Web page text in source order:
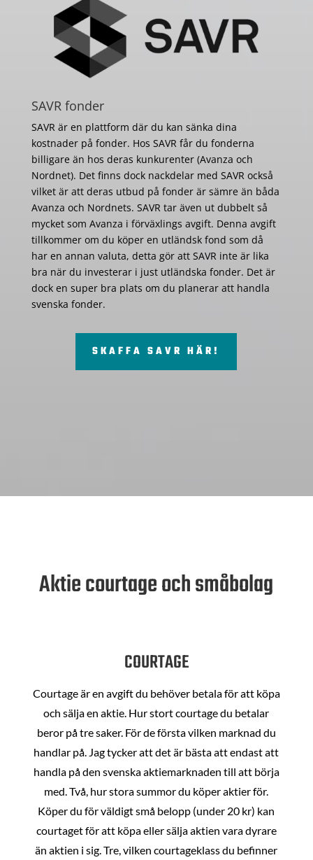
SAVR fonder
SAVR är en plattform där du kan sänka dina
kostnader på fonder. Hos SAVR får du fonderna
billigare än hos deras kunkurenter (Avanza och
Nordnet). Det finns dock nackdelar med SAVR också
vilket är att deras utbud på fonder är sämre än båda
Avanza och Nordnets. SAVR tar även ut dubbelt så
mycket som Avanza i förväxlings avgift. Denna avgift
tillkommer om du köper en utländsk fond som då
har en annan valuta, detta gör att SAVR inte är lika
bra när du investerar i just utländska fonder. Det är
dock en super bra plats om du planerar att handla
svenska fonder.
SKAFFA SAVR HÄR!
Aktie courtage och småbolag
COURTAGE
Courtage är en avgift du behöver betala för att köpa
och sälja en aktie. Hur stort courtage du betalar
beror på tre saker. För de första vilken marknad du
handlar på. Jag tycker att det är bästa att endast att
handla på den svenska aktiemarknaden till att börja
med. Två, hur stora summor du köper aktier för.
Köper du för väldigt små belopp (under 20 kr) kan
courtaget för att köpa eller sälja aktien vara dyrare
än aktien i sig. Tre, vilken courtageklass du befinner